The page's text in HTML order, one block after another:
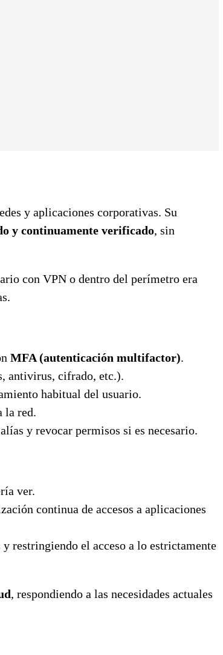
y aplicaciones corporativas. Su
y continuamente verificado, sin
con VPN o dentro del perímetro era
MFA (autenticación multifactor).
antivirus, cifrado, etc.).
habitual del usuario.
la red.
y revocar permisos si es necesario.
ver.
continua de accesos a aplicaciones
restringiendo el acceso a lo estrictamente
, respondiendo a las necesidades actuales